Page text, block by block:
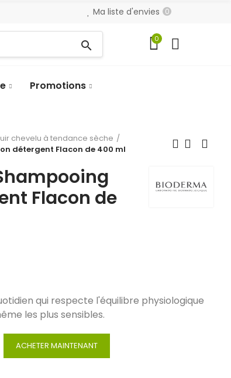
Ma liste d'envies 0
search 0
Promotions
chevelu à tendance sèche
détergent Flacon de 400 ml
Flacon de
qui respecte l'équilibre physiologique
les plus sensibles.
ACHETER MAINTENANT